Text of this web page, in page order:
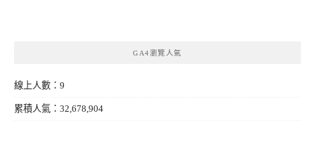
GA4瀏覽人氣
線上人數：9
累積人氣：32,678,904